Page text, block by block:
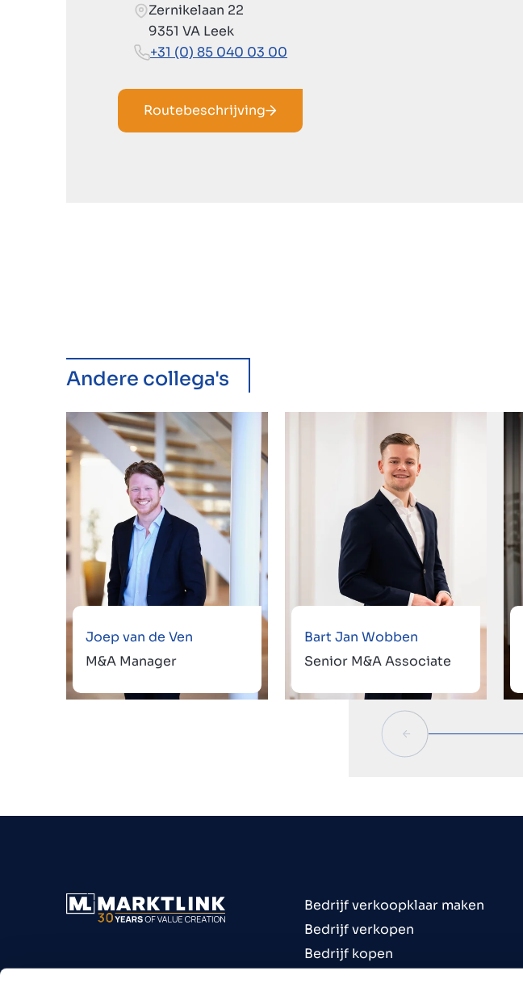
Zernikelaan 22
9351 VA Leek
+31 (0) 85 040 03 00
Routebeschrijving
Andere collega's
Joep van de Ven
M&A Manager
Bart Jan Wobben
Senior M&A Associate
Bedrijf verkoopklaar maken
Bedrijf verkopen
Bedrijf kopen